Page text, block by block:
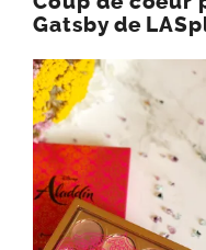
Gatsby de